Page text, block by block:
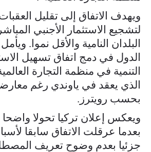
ويهدف الاتفاق إلى تقليل
لتشجيع ​الاستثمار الأجنبي
البلدان النامية والأقل نموا.
الدول في دمج اتفاق تسهيل
التنمية في منظمة التجارة
الذي يعقد في ياوندي رغم
بحسب رويترز.
ويعكس إعلان تركيا تحولا
بعدما عرقلت الاتفاق سابقا
جزئيا بعدم وضوح تعريف